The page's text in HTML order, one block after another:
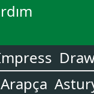
Arapça